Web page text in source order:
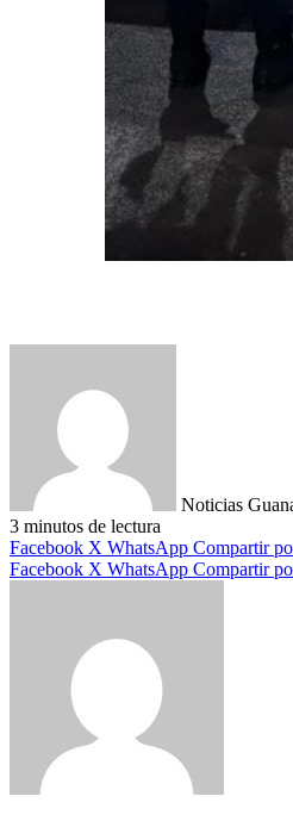
Noticias
3 minutos de lectura
Facebook X WhatsApp Compartir
Facebook X WhatsApp Compartir